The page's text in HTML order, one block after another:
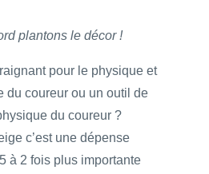
plantons le décor !
pour le physique et
du coureur ou un outil de
du coureur ?
c’est une dépense
à 2 fois plus importante